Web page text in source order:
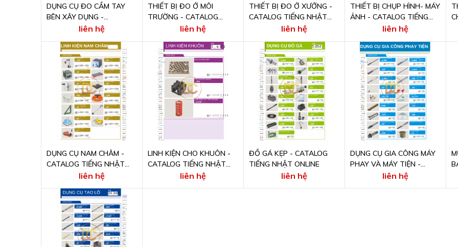
DỤNG CỤ ĐO CẦM TAY
BÊN XÂY DỤNG -
CATALOG TIẾNG NHẬT
liên hệ
THIẾT BỊ ĐO Ở MÔI
TRƯỜNG - CATALOG
TIẾNG NHẬT ONLINE
liên hệ
THIẾT BỊ ĐO Ở XƯỞNG -
CATALOG TIẾNG NHẬT
liên hệ
THIẾT BỊ CHỤP HÌNH- MÁY
ẢNH - CATALOG TIẾNG
NHẬT ONLINEliên hệ
DỤNG CỤ NAM CHÂM -
CATALOG TIẾNG NHẬT
liên hệ
LINH KIỆN CHO KHUÔN -
CATALOG TIẾNG NHẬT
liên hệ
ĐỒ GÁ KẸP - CATALOG
TIẾNG NHẬT ONLINE
liên hệ
DỤNG CỤ GIA CÔNG MÁY
PHAY VÀ MÁY TIỆN -
CATALOG TIẾNG NHẬT
liên hệ